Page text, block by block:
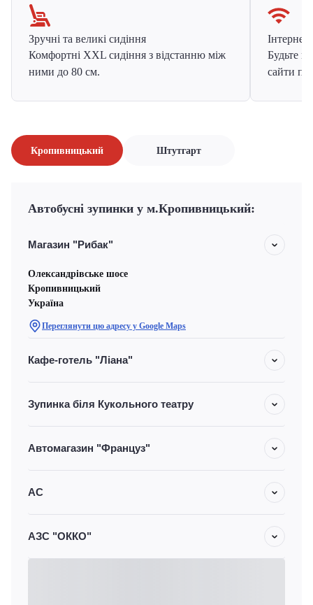
Зручні та великі сидіння
Комфортні XXL сидіння з відстанню між
ними до 80 см.
Інтернет
Будьте
сайти
Кропивницький Штутгарт
Автобусні зупинки у м.Кропивницький:
Магазин "Рибак"
Олександрівське шосе
Кропивницький
Україна
Переглянути цю адресу у Google Maps
Кафе-готель "Ліана"
Зупинка біля Кукольного театру
Автомагазин "Француз"
АС
АЗС "ОККО"